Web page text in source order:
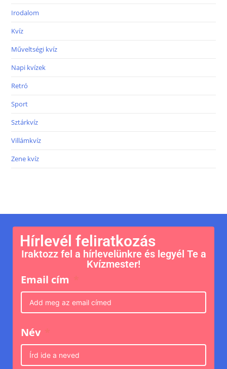
Irodalom
Kvíz
Műveltségi kvíz
Napi kvízek
Retró
Sport
Sztárkvíz
Villámkvíz
Zene kvíz
Hírlevél feliratkozás
Iraktozz fel a hírlevelünkre és legyél Te a
Kvízmester!
Email cím
Név